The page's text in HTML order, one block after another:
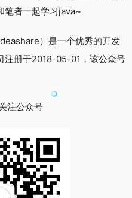
笔者一起学习java~
）是一个优秀的开发
注册于2018-05-01，该公众号
注公众号